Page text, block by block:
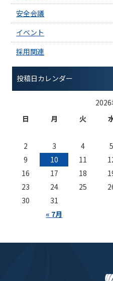
安全会議
イベント
採用関連
投稿日カレンダー
2026
日
月 火
« 7月
2
3 4 5
9
10 11
16
17 18
23
24 25
30
31